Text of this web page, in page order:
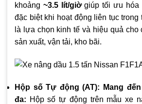
khoảng ~3.5 lít/giờgiúp tối ưu hóa
đặc biệt khi hoạt động liên tục
là lựa chọn kinh tế và hiệu quả cho
sản xuất, vận tải, kho bãi.
Hộp số Tự động (AT): Mang
đa: Hộp số tự động trên mẫu xe